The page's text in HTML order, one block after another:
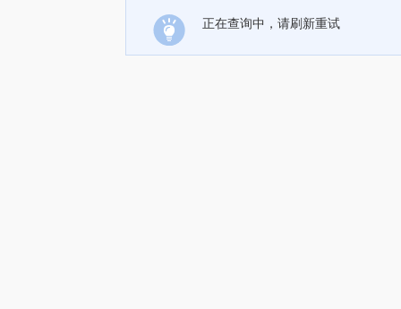
正在查询中，请刷新重试